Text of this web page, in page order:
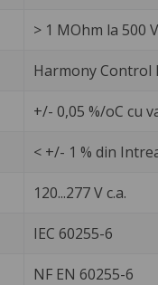
> 1 MOhm la 500
Harmony Control
+/- 0,05 %/oC cu
< +/- 1 % din
120...277 V c.a.
IEC 60255-6
NF EN 60255-6